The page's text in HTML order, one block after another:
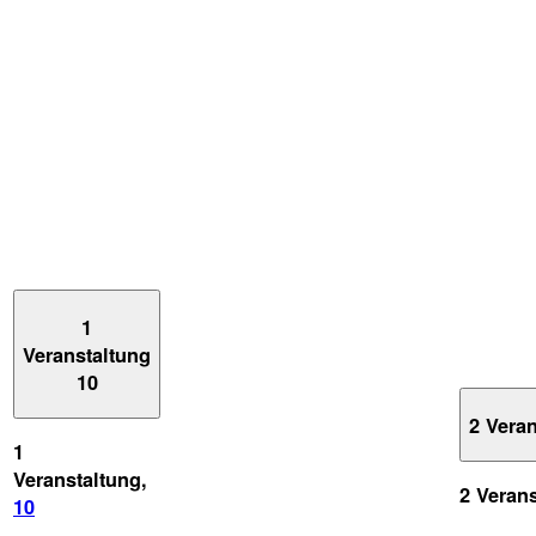
1
Veranstaltung
10
1
Veranstaltung,
10
2
2